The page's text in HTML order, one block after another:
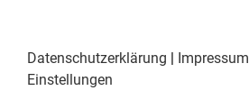
Datenschutzerklärung | Impressum
Einstellungen